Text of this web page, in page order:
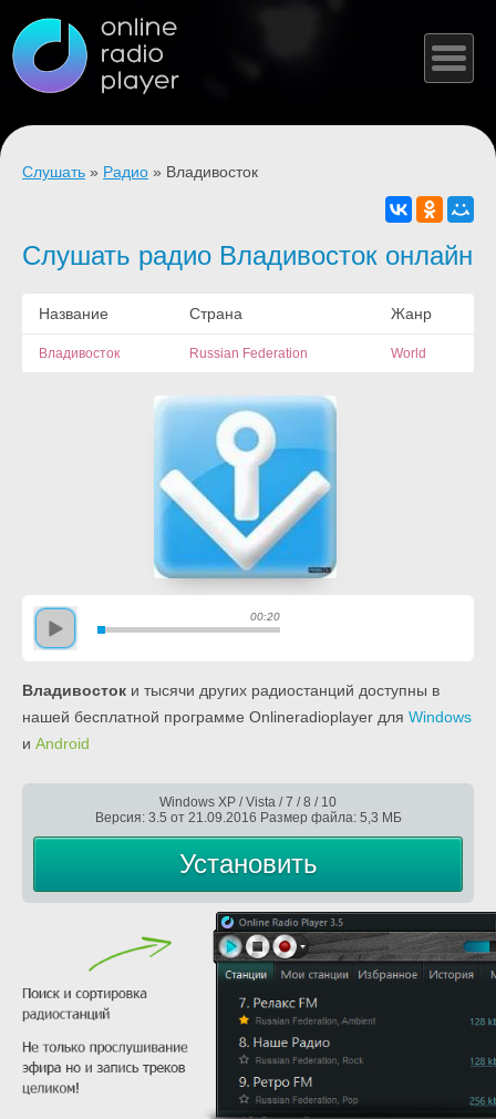
Слушать » Радио » Владивосток
Слушать радио Владивосток онлайн
Название Страна Жанр
Владивосток Russian Federation World
00:20
Владивосток и тысячи других радиостанций доступны в
нашей бесплатной программе Onlineradioplayer для Windows
и Android
Windows XP / Vista / 7 / 8 / 10
Версия: 3.5 от 21.09.2016 Размер файла: 5,3 МБ
Установить